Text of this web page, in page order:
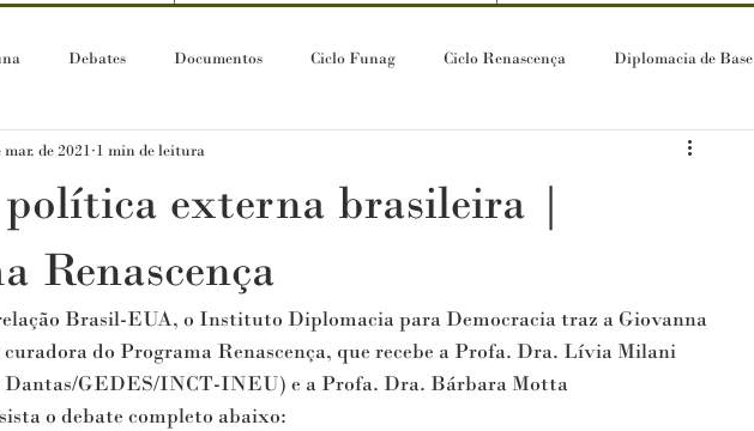
Debates Documentos Ciclo Funag Ciclo Renascença Diplomacia de Base
externa brasileira |
Renascença
mar. de 2021 1 min de leitura
Brasil-EUA, o Instituto Diplomacia para Democracia traz a Giovanna
do Programa Renascença, que recebe a Profa. Dra. Lívia Milani
Dantas/GEDES/INCT-INEU) e a Profa. Dra. Bárbara Motta
o debate completo abaixo: